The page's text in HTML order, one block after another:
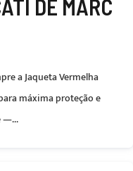
DE MARC
a Jaqueta Vermelha
máxima proteção e
—...